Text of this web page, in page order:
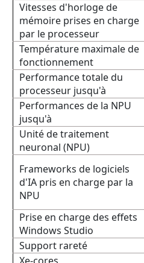
Vitesses d'horloge de
mémoire prises en charge
par le processeur
Température maximale de
fonctionnement
Performance totale du
processeur jusqu'à
Performances de la NPU
jusqu'à
Unité de traitement
neuronal (NPU)
Frameworks de logiciels
d'IA pris en charge par la
NPU
Prise en charge des effets
Windows Studio
Support rareté